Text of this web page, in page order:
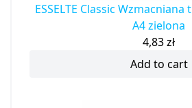
ESSELTE Classic
A4 zielona
4,83zł
Add to cart